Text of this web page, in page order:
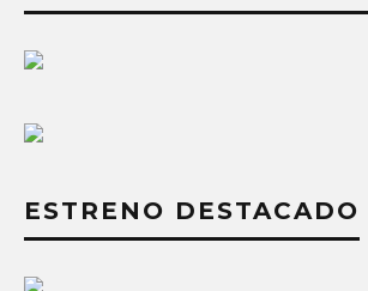
ESTRENO DESTACADO